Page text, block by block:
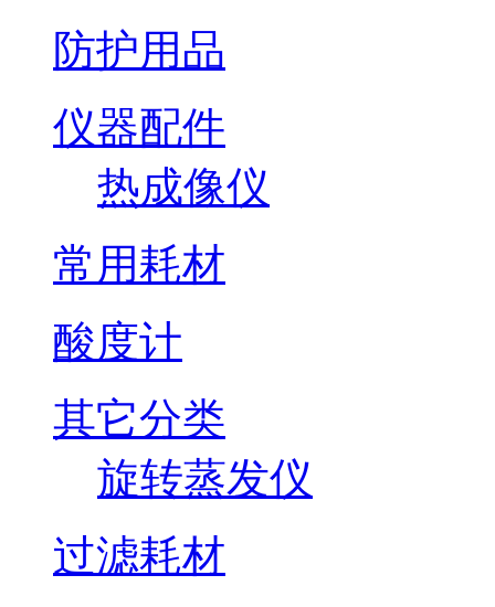
防护用品
仪器配件
热成像仪
常用耗材
酸度计
其它分类
旋转蒸发仪
过滤耗材